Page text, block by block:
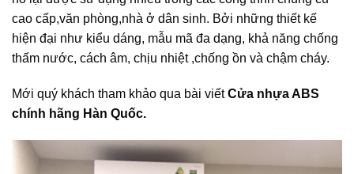
cao cấp,văn phòng,nhà ở dân sinh. Bởi những thiết kế
hiện đại như kiểu dáng, mẫu mã đa dạng, khả năng chống
thấm nước, cách âm, chịu nhiệt ,chống ồn và chậm cháy.
Mới quý khách tham khảo qua bài viếtCửa nhựa ABS
chính hãng Hàn Quốc.